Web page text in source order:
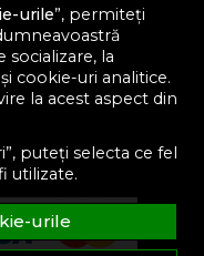
urile”, permiteți
la
cookie-uri analitice.
la acest aspect din
puteți selecta ce fel
utilizate.
urile